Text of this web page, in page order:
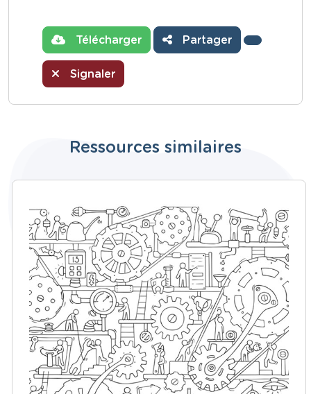
Télécharger Partager
Signaler
Ressources similaires